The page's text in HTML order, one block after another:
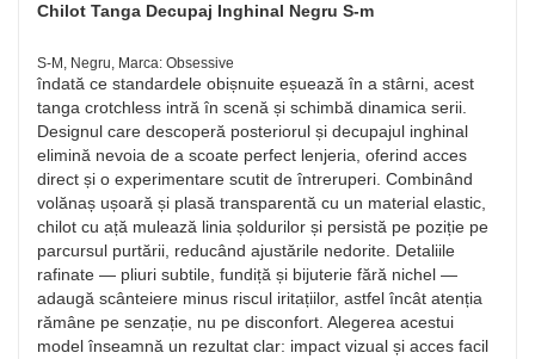
Chilot Tanga Decupaj Inghinal Negru S-m
S-M, Negru, Marca: Obsessive
îndată ce standardele obișnuite eșuează în a stârni, acest
tanga crotchless intră în scenă și schimbă dinamica serii.
Designul care descoperă posteriorul și decupajul inghinal
elimină nevoia de a scoate perfect lenjeria, oferind acces
direct și o experimentare scutit de întreruperi. Combinând
volănaș ușoară și plasă transparentă cu un material elastic,
chilot cu ață mulează linia șoldurilor și persistă pe poziție pe
parcursul purtării, reducând ajustările nedorite. Detaliile
rafinate — pliuri subtile, fundiță și bijuterie fără nichel —
adaugă scânteiere minus riscul iritațiilor, astfel încât atenția
rămâne pe senzație, nu pe disconfort. Alegerea acestui
model înseamnă un rezultat clar: impact vizual și acces facil